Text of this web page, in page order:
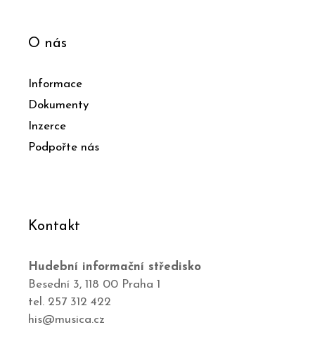
O nás
Informace
Dokumenty
Inzerce
Podpořte nás
Kontakt
Hudební informační středisko
Besední 3, 118 00 Praha 1
tel. 257 312 422
his@musica.cz